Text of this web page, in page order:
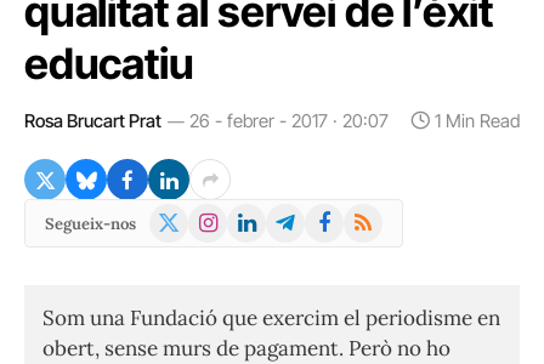
qualitat al servei de l’èxit
educatiu
Rosa Brucart Prat 26 - febrer - 2017 · 20:07 1 Min Read
Segueix-nos
X
Instagram
LinkedInTelegramFacebook
RSS
Som una Fundació que exercim el periodisme en
obert, sense murs de pagament. Però no ho